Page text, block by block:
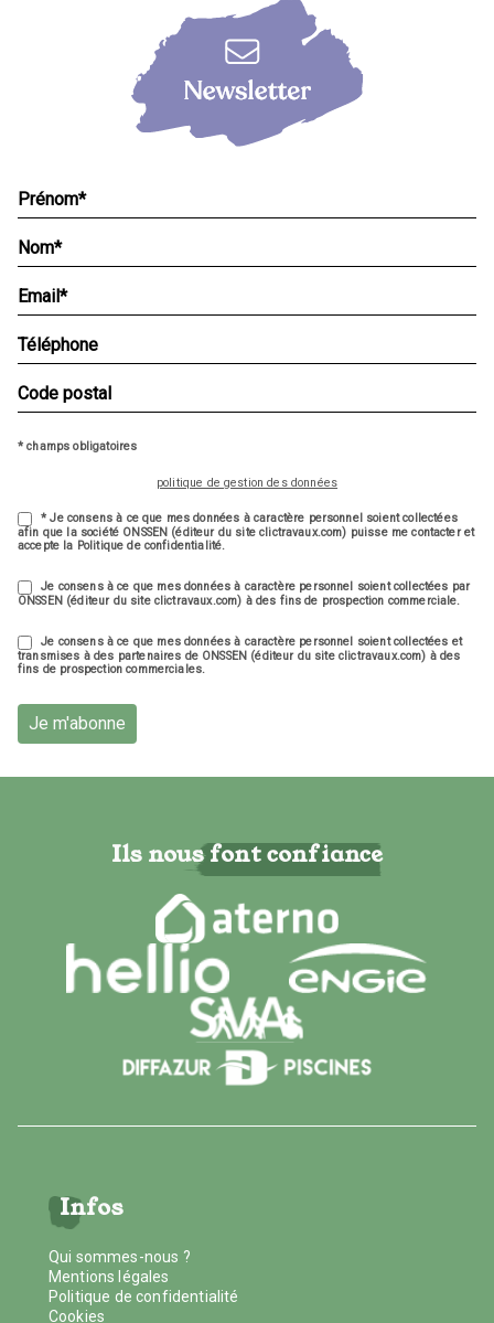
* champs obligatoires
politique de gestion des données
* Je consens à ce que mes données à caractère personnel soient collectées
afin que la société ONSSEN (éditeur du site clictravaux.com) puisse me contacter et
accepte la Politique de confidentialité.
Je consens à ce que mes données à caractère personnel soient collectées par
ONSSEN (éditeur du site clictravaux.com) à des fins de prospection commerciale.
Je consens à ce que mes données à caractère personnel soient collectées et
transmises à des partenaires de ONSSEN (éditeur du site clictravaux.com) à des
fins de prospection commerciales.
Je m'abonne
Ils nous font confiance
Infos
Qui sommes-nous ?
Mentions légales
Politique de confidentialité
Cookies